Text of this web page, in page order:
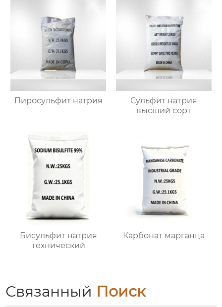
Пиросульфит натрия
Сульфит натрия
высший сорт
Бисульфит натрия
технический
Карбонат марганца
Связанный Поиск